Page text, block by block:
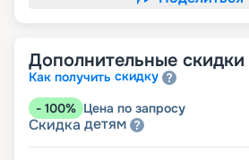
Дополнительные скидки
Как получить скидку
- 100% Цена по запросу
Скидка детям